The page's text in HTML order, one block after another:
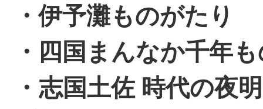
・伊予灘ものがたり
・四国まんなか千年
・志国土佐 時代の夜